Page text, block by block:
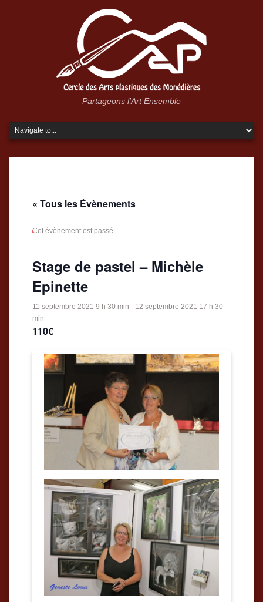
Partageons l'Art Ensemble
« Tous les Évènements
Cet évènement est passé.
Stage de pastel – Michèle
Epinette
11 septembre 2021 9 h 30 min - 12 septembre 2021 17 h 30
min
110€